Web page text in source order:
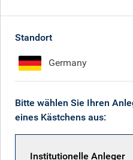
Standort
Germany
Bitte wählen Sie Ihren
eines Kästchens aus:
Institutionelle Anleger